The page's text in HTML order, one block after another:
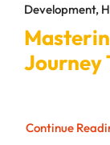
Development,
Journey
Continue